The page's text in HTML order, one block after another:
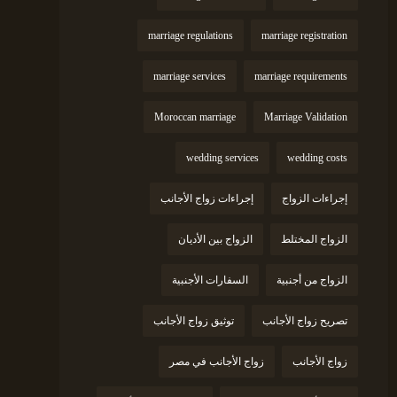
marriage registration
marriage regulations
marriage requirements
marriage services
Marriage Validation
Moroccan marriage
wedding costs
wedding services
إجراءات الزواج إجراءات زواج الأجانب
الزواج المختلط الزواج بين الأديان
الزواج من أجنبية السفارات الأجنبية
تصريح زواج الأجانب توثيق زواج الأجانب
زواج الأجانب زواج الأجانب في مصر